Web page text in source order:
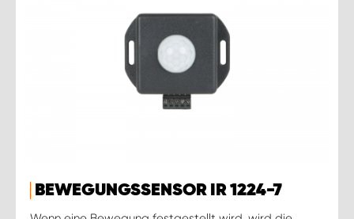
BEWEGUNGSSENSOR IR 1224-7